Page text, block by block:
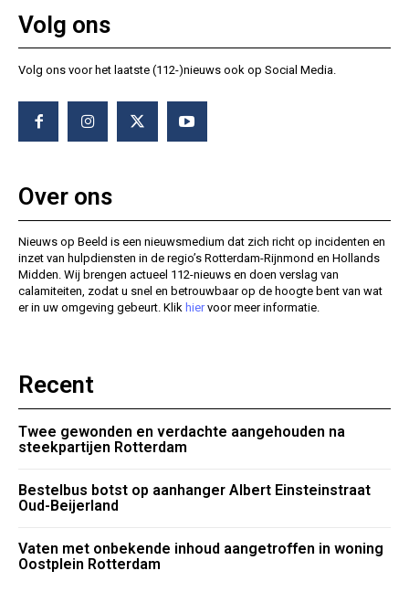
Volg ons
Volg ons voor het laatste (112-)nieuws ook op Social Media.
Over ons
Nieuws op Beeld is een nieuwsmedium dat zich richt op incidenten en
inzet van hulpdiensten in de regio’s Rotterdam-Rijnmond en Hollands
Midden. Wij brengen actueel 112-nieuws en doen verslag van
calamiteiten, zodat u snel en betrouwbaar op de hoogte bent van wat
er in uw omgeving gebeurt. Klik hiervoor meer informatie.
Recent
Twee gewonden en verdachte aangehouden na
steekpartijen Rotterdam
Bestelbus botst op aanhanger Albert Einsteinstraat
Oud-Beijerland
Vaten met onbekende inhoud aangetroffen in woning
Oostplein Rotterdam